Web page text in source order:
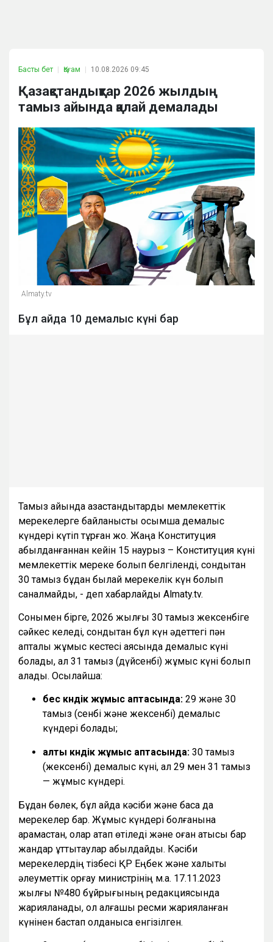
Басты бет Қоғам 10.08.2026 09:45
Қазақстандықтар 2026 жылдың
тамыз айында қалай демалады
Almaty.tv
Бұл айда 10 демалыс күні бар
Тамыз айында қазақстандықтарды мемлекеттік
мерекелерге байланысты қосымша демалыс
күндері күтіп тұрған жоқ. Жаңа Конституция
қабылданғаннан кейін 15 наурыз – Конституция күні
мемлекеттік мереке болып белгіленді, сондықтан
30 тамыз бұдан былай мерекелік күн болып
саналмайды, - деп хабарлайды Almaty.tv.
Сонымен бірге, 2026 жылғы 30 тамыз жексенбіге
сәйкес келеді, сондықтан бұл күн әдеттегі пән
апталық жұмыс кестесі аясында демалыс күні
болады, ал 31 тамыз (дүйсенбі) жұмыс күні болып
қалады. Осылайша:
бес күндік жұмыс аптасында: 29 және 30
тамыз (сенбі және жексенбі) демалыс
күндері болады;
алты күндік жұмыс аптасында: 30 тамыз
(жексенбі) демалыс күні, ал 29 мен 31 тамыз
— жұмыс күндері.
Бұдан бөлек, бұл айда кәсіби және басқа да
мерекелер бар. Жұмыс күндері болғанына
қарамастан, олар атап өтіледі және оған қатысы бар
жандар құттықтаулар қабылдайды. Кәсіби
мерекелердің тізбесі ҚР Еңбек және халықты
әлеуметтік қорғау министрінің м.а. 17.11.2023
жылғы №480 бұйрығының редакциясында
жарияланады, ол алғашқы ресми жарияланған
күнінен бастап қолданысқа енгізілген.